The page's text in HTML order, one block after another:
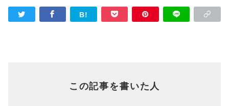
この記事を書いた人